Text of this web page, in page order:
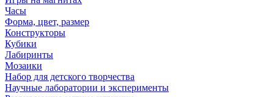
Часы
Форма, цвет, размер
Конструкторы
Кубики
Лабиринты
Мозаики
Набор для детского творчества
Научные лаборатории и эксперименты